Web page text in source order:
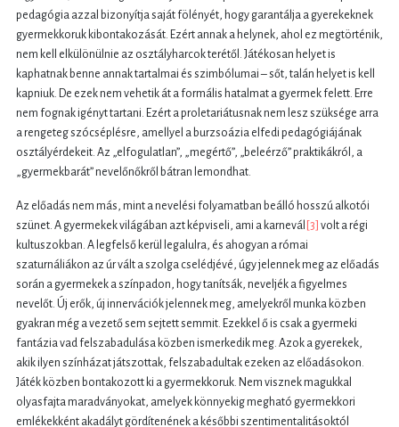
pedagógia azzal bizonyítja saját fölényét, hogy garantálja a gyerekeknek
gyermekkoruk kibontakozását. Ezért annak a helynek, ahol ez megtörténik,
nem kell elkülönülnie az osztályharcok terétől. Játékosan helyet is
kaphatnak benne annak tartalmai és szimbólumai – sőt, talán helyet is kell
kapniuk. De ezek nem vehetik át a formális hatalmat a gyermek felett. Erre
nem fognak igényt tartani. Ezért a proletariátusnak nem lesz szüksége arra
a rengeteg szócséplésre, amellyel a burzsoázia elfedi pedagógiájának
osztályérdekeit. Az „elfogulatlan”, „megértő”, „beleérző” praktikákról, a
„gyermekbarát” nevelőnőkről bátran lemondhat.
Az előadás nem más, mint a nevelési folyamatban beálló hosszú alkotói
szünet. A gyermekek világában azt képviseli, ami a karnevál [3] volt a régi
kultuszokban. A legfelső kerül legalulra, és ahogyan a római
szaturnáliákon az úr vált a szolga cselédjévé, úgy jelennek meg az előadás
során a gyermekek a színpadon, hogy tanítsák, neveljék a figyelmes
nevelőt. Új erők, új innervációk jelennek meg, amelyekről munka közben
gyakran még a vezető sem sejtett semmit. Ezekkel ő is csak a gyermeki
fantázia vad felszabadulása közben ismerkedik meg. Azok a gyerekek,
akik ilyen színházat játszottak, felszabadultak ezeken az előadásokon.
Játék közben bontakozott ki a gyermekkoruk. Nem visznek magukkal
olyasfajta maradványokat, amelyek könnyekig megható gyermekkori
emlékekként akadályt gördítenének a későbbi szentimentalitásoktól